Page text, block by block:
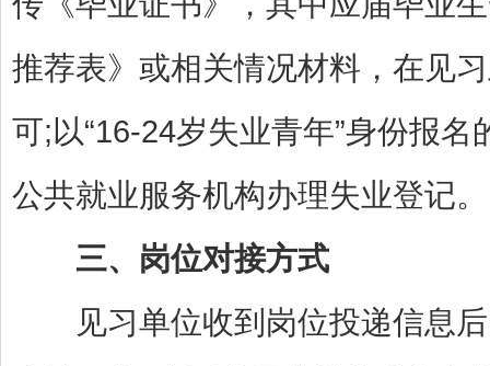
推荐表》或相关情况材料，在见
可;以“16-24岁失业青年”身份报
公共就业服务机构办理失业登记。
三、岗位对接方式
见习单位收到岗位投递信息后